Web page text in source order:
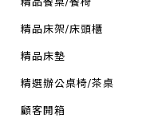
精品床架/床頭櫃
精品床墊
精選辦公桌椅/茶桌
顧客開箱